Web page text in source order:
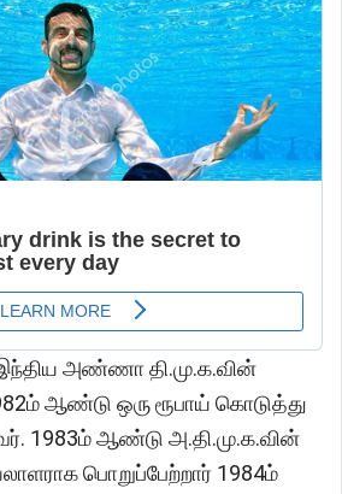
அண்ணா தி.மு.க.வின்
ஆண்டு ஒரு ரூபாய் கொடுத்து
1983ம் ஆண்டு அ.தி.மு.க.வின்
பொறுப்பேற்றார் 1984ம்